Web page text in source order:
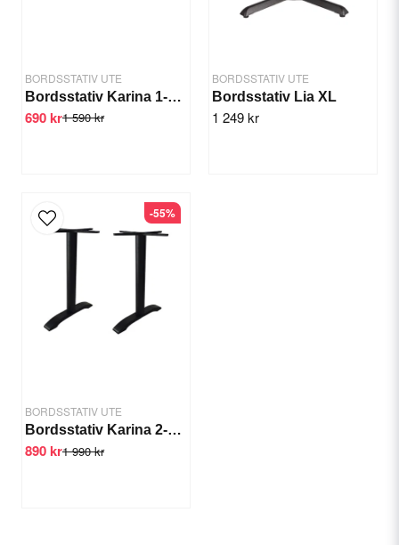
BORDSSTATIV UTE
Bordsstativ Karina 1-pelare
1 590 kr
690 kr
BORDSSTATIV UTE
Bordsstativ Lia XL
1 249 kr
BORDSSTATIV UTE
Bordsstativ Karina 2-pelare
1 990 kr
890 kr
-55%